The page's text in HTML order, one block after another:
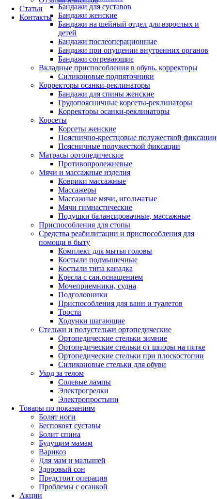
Статьи
Контакты
Бандажи для суставов
Бандажи женские
Бандажи на шейный отдел для взрослых и
детей
Бандажи послеоперационные
Бандажи при опущении внутренних органов
Бандажи согревающие
Вкладные приспособления в обувь, корректоры
Силиконовые подпяточники
Корректоры осанки-реклинаторы
Бандажи для спины женские
Грудопоясничные корсеты-реклинаторы
Корректоры осанки-реклинаторы
Корсеты
Корсеты женские
Пояснично-крестцовые полужесткой фиксации
Поясничные полужесткой фиксации
Матрасы ортопедические
Противопролежневые
Мячи и массажные изделия
Коврики массажные
Массажеры
Массажные мячи, игольчатые
Мячи гимнастические
Подушки балансировачные, массажные
Приспособления для стопы
Средства реабилитации и приспособления для
помощи в быту
Комплект для мытья головы
Костыли подмышечные
Костыли типа канадка
Кресла с сан.оснащением
Мочеприемники, судна
Подголовники
Приспособления для ванн и туалетов
Трости
Ходунки шагающие
Стельки и полустельки ортопедические
Ортопедические стельки зимние
Ортопедические стельки от шпоры на пятке
Ортопедические стельки при плоскостопии
Силиконовые стельки для обуви
Уход за телом
Солевые лампы
Электрогрелки
Электропростыни
Товары по показаниям
Болят ноги
Беспокоят суставы
Болит спина
Будущим мамам
Варикоз
Для мам и малышей
Здоровый сон
Предстоит операция
Проблемы с осанкой
Акции